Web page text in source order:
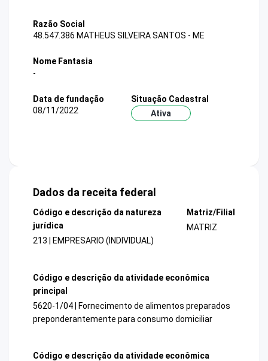
Razão Social
48.547.386 MATHEUS SILVEIRA SANTOS - ME
Nome Fantasia
-
Data de fundação
08/11/2022
Situação Cadastral
Ativa
Dados da receita federal
Código e descrição da natureza
jurídica
213 | EMPRESARIO (INDIVIDUAL)
Matriz/Filial
MATRIZ
Código e descrição da atividade econômica
principal
5620-1/04 | Fornecimento de alimentos preparados
preponderantemente para consumo domiciliar
Código e descrição da atividade econômica